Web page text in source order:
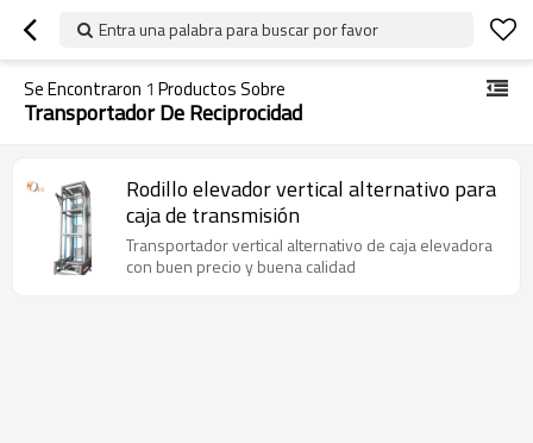
Entra una palabra para buscar por favor
Se Encontraron 1 Productos Sobre
Transportador De Reciprocidad
Rodillo elevador vertical alternativo para
caja de transmisión
Transportador vertical alternativo de caja elevadora
con buen precio y buena calidad